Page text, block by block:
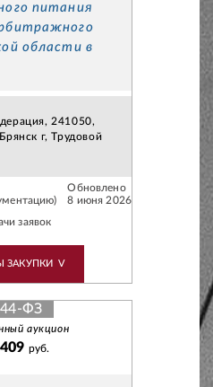
питания
области в
241050,
г, Трудовой
Обновлено
8 июня 2026
заявок
ЗАКУПКИ V
ФЗ
аукцион
руб.